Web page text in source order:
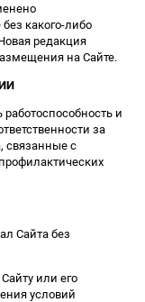
какого-либо
редакция
на Сайте.
и
за
связанные с
Сайта без
или его
условий